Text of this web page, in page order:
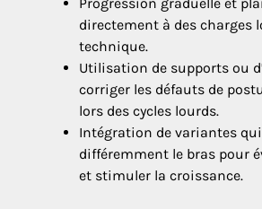
Progression graduelle et
directement à des charges
technique.
Utilisation de supports ou
corriger les défauts de
lors des cycles lourds.
Intégration de variantes
différemment le bras pour
et stimuler la croissance.